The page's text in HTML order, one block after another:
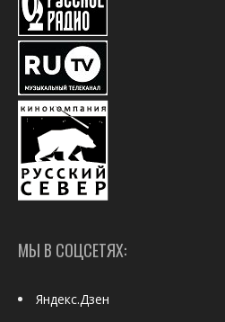
МЫ В СОЦСЕТЯХ:
Яндекс.Дзен